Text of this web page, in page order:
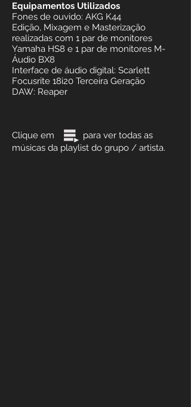
Equipamentos Utilizados
Fones de ouvido: AKG K44
Edição, Mixagem e Masterização
realizadas com 1 par de monitores
Yamaha HS8 e 1 par de monitores M-
Áudio BX8
Interface de áudio digital: Scarlett
Focusrite 18i20 Terceira Geração
DAW: Reaper
Clique em para ver todas as
músicas da playlist do grupo / artista.